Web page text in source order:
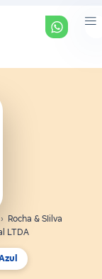
›
Rocha & SIilva
LTDA